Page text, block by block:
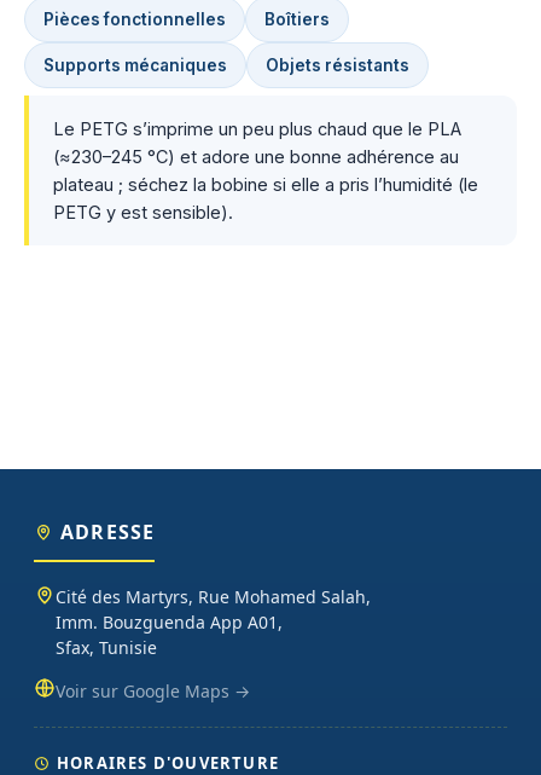
Pièces fonctionnelles Boîtiers
Supports mécaniques Objets résistants
Le PETG s’imprime un peu plus chaud que le PLA
(≈230–245 °C) et adore une bonne adhérence au
plateau ; séchez la bobine si elle a pris l’humidité (le
PETG y est sensible).
ADRESSE
Cité des Martyrs, Rue Mohamed Salah,
Imm. Bouzguenda App A01,
Sfax, Tunisie
Voir sur Google Maps →
HORAIRES D'OUVERTURE